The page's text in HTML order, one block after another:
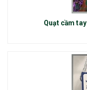
Quạt cầm